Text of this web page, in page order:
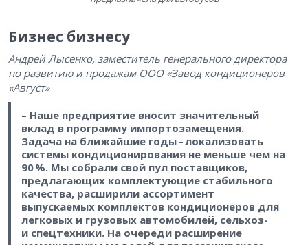
Бизнес бизнесу
Андрей Лысенко, заместитель генерального директора
по развитию и продажам ООО «Завод кондиционеров
«Август»
– Наше предприятие вносит значительный
вклад в программу импортозамещения.
Задача на ближайшие годы – ​локализовать
системы кондиционирования не меньше чем на
90 %. Мы собрали свой пул поставщиков,
предлагающих комплектующие стабильного
качества, расширили ассортимент
выпускаемых комплектов кондиционеров для
легковых и грузовых автомобилей, сельхоз-
и спецтехники. На очереди расширение